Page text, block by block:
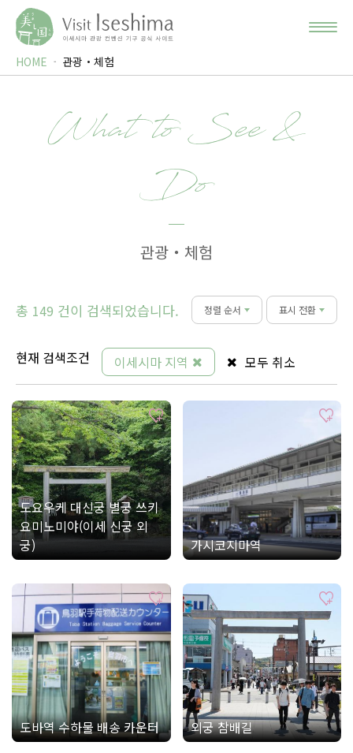
HOME 관광・체험
What to See &
Do
관광・체험
총 149 건이 검색되었습니다. 정렬 순서 표시 전환
현재 검색조건 이세시마 지역 모두 취소
도요우케 대신궁 별궁 쓰키
요미노미야(이세 신궁 외
궁)
가시코지마역
도바역 수하물 배송 카운터 외궁 참배길